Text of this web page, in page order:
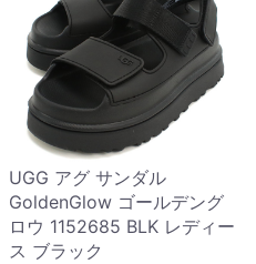
UGG アグ サンダル
GoldenGlow ゴールデング
ロウ 1152685 BLK レディー
ス ブラック